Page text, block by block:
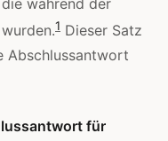
während der
1 Dieser Satz
Abschlussantwort
für